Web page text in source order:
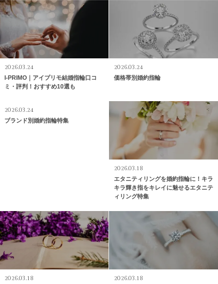
2026.03.24
I-PRIMO｜アイプリモ結婚指輪口コ
ミ・評判！おすすめ10選も
2026.03.24
価格帯別婚約指輪
2026.03.24
ブランド別婚約指輪特集
2026.03.18
エタニティリングを婚約指輪に！キラ
キラ輝き指をキレイに魅せるエタニテ
ィリング特集
2026.03.18
2026.03.18